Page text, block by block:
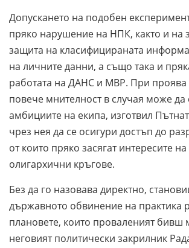
Допускането на подобен
пряко нарушение на НПК, както и на
защита на класифицираната
на личните данни, а също така и
работата на ДАНС и МВР. При проява
повече мнителност в случая може да
амбициите на екипа, изготвил
чрез нея да се осигури достъп до
от които пряко засягат интересите
олигархични кръгове.
Без да го назовава директно,
държавното обвинение на практика
плановете, които проваленият бивш
неговият политически закрилник